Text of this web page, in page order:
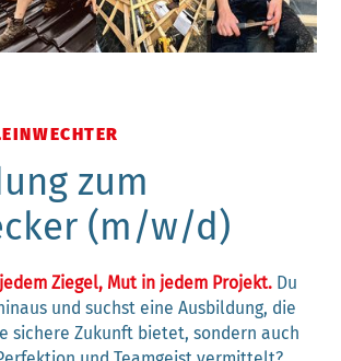
zum
(m/w/d)
Ziegel, Mut in jedem Projekt. Du
und suchst eine Ausbildung, die
sichere Zukunft bietet, sondern auch